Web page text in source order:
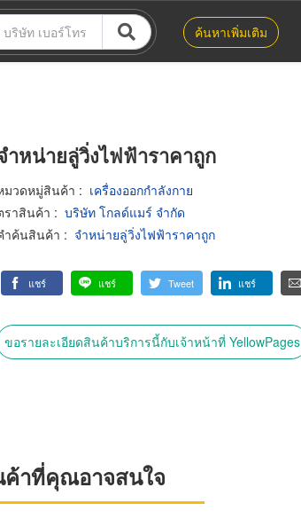
ค้นหาเพิ่มเติม
ำหน่ายลู่วิ่งไฟฟ้าราคาถูก
มวดหมู่สินค้า : เครื่องออกกำลังกาย
ราสินค้า : บริษัท โกลด์แมร์ จำกัด
ำค้นสินค้า : จำหน่ายลู่วิ่งไฟฟ้าราคาถูก
แชร์ แชร์ Tweet แชร์
ขอรายละเอียดสินค้าบริการนี้กับเจ้าหน้าที่ YellowPages
าที่คุณอาจสนใจ